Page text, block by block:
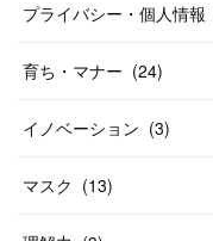
プライバシー・個人情報
育ち・マナー (24)
イノベーション (3)
マスク (13)